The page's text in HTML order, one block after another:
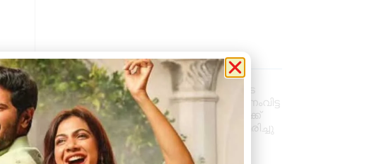
Kerala News
വാഹനം ഓടിക്കുന്നതിനിടെ
ഹൃദയാഘാതം; നിയന്ത്രണംവിട്ട
സ്കൂൾ ബസ് കെട്ടിടത്തിലേക്ക്
ഇടിച്ചുകയറി, ഡ്രൈവർ മരിച്ചു
August 5, 20267:39 pm